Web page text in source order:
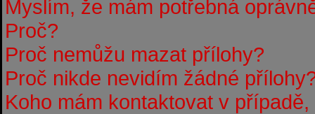
Myslím, že mám potřebná
Proč?
Proč nemůžu mazat přílohy?
Proč nikde nevidím žádné
Koho mám kontaktovat v